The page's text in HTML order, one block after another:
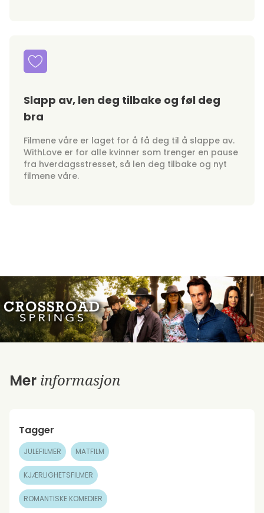
Slapp av, len deg tilbake og føl deg
bra
Filmene våre er laget for å få deg til å slappe av.
WithLove er for alle kvinner som trenger en pause
fra hverdagsstresset, så len deg tilbake og nyt
filmene våre.
Mer informasjon
Tagger
JULEFILMER MATFILM
KJÆRLIGHETSFILMER
ROMANTISKE KOMEDIER